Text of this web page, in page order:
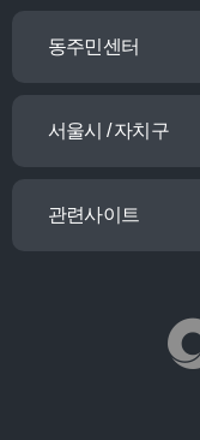
동주민센터
서울시 / 자치구
관련사이트